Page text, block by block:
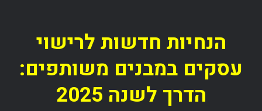
הנחיות חדשות לרישוי
עסקים במבנים משותפים:
הדרך לשנה 2025